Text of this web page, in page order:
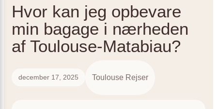
Hvor kan jeg opbevare
min bagage i nærheden
af Toulouse-Matabiau?
december 17, 2025 Toulouse Rejser